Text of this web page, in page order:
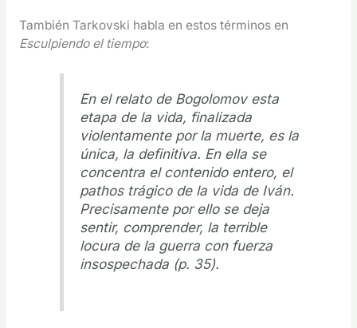
También Tarkovski habla en estos términos en
Esculpiendo el tiempo:
En el relato de Bogolomov esta
etapa de la vida, finalizada
violentamente por la muerte, es la
única, la definitiva. En ella se
concentra el contenido entero, el
pathos trágico de la vida de Iván.
Precisamente por ello se deja
sentir, comprender, la terrible
locura de la guerra con fuerza
insospechada (p. 35).